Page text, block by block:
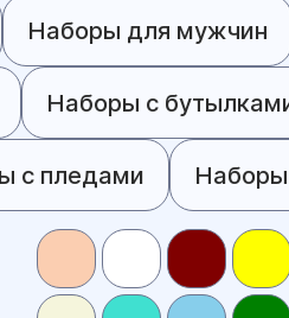
Наборы для мужчин
Наборы с
с пледами